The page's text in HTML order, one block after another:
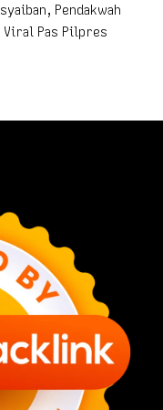
Pendakwah
Viral Pas Pilpres